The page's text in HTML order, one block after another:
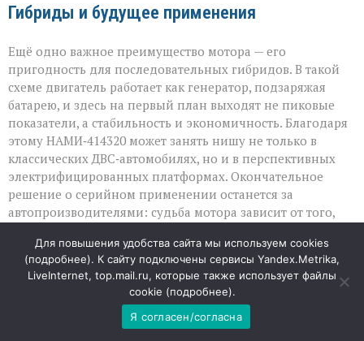
Гибриды и будущее применения
Ещё одно важное преимущество мотора — его
пригодность для последовательных гибридов. В такой
схеме двигатель работает как генератор, подзаряжая
батарею, и здесь на первый план выходят не пиковые
показатели, а стабильность и экономичность. Благодаря
этому НАМИ‑414320 может занять нишу не только в
классических ДВС‑автомобилях, но и в перспективных
электрифицированных платформах. Окончательное
решение о серийном применении останется за
автопроизводителями: судьба мотора зависит от того,
продуктовые линейки и производственные планы.
09
Для повышения удобства сайта мы используем cookies
(подробнее). К сайту подключены сервисы Yandex.Metrika,
LiveInternet, top.mail.ru, которые также использует файлы
cookie (подробнее).
Я согласен/согласна